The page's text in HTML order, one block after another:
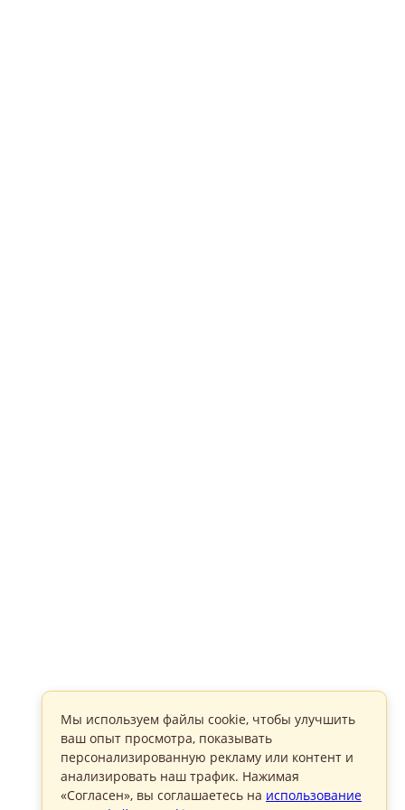
Мы используем файлы cookie, чтобы улучшить
ваш опыт просмотра, показывать
персонализированную рекламу или контент и
анализировать наш трафик. Нажимая
«Согласен», вы соглашаетесь на использование